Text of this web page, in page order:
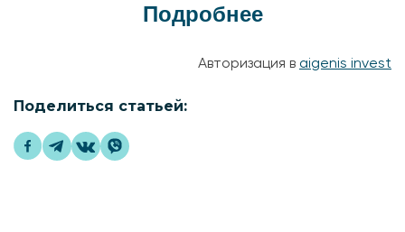
Подробнее
Авторизация в aigenis invest
Поделиться статьей: